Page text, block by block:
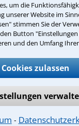
um die
unserer Website im
stimmen Sie der
Button
und den Umfang
Cookies zulassen
⁃
Dein Rechtswissen
sich spezialisierte
ist für Sie